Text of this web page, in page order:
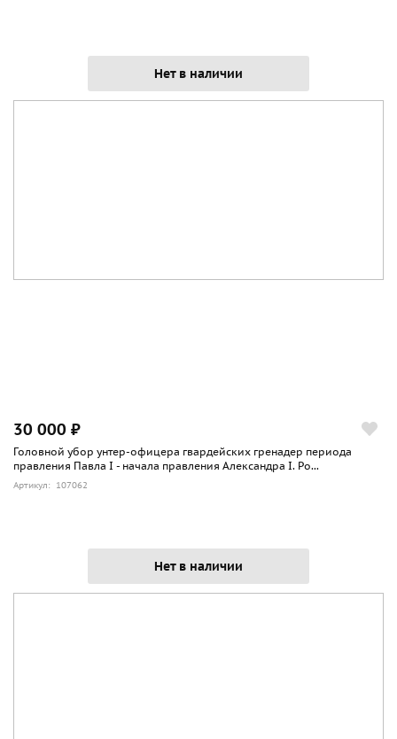
Нет в наличии
30 000 ₽
Головной убор унтер-офицера гвардейских гренадер периода
правления Павла I - начала правления Александра I. Ро...
Артикул: 107062
Нет в наличии